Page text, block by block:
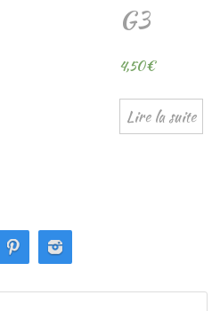
G3
4,50€
Lire la suite